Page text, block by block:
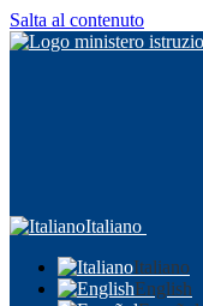
Salta al contenuto
Italiano
Italiano
English